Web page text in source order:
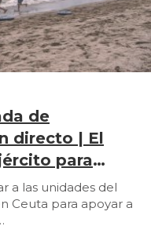
de
directo | El
para
Ceuta
a las unidades del
Ceuta para apoyar a